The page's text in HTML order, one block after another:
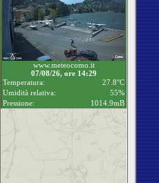
www.meteocomo.it
07/08/26, ore 14:29
Temperatura:
27.8°C
Umidità relativa:
55%
Pressione:
1014.9mB